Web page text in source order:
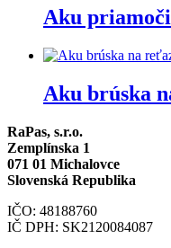
Aku
Aku brúska
RaPas, s.r.o.
Zemplínska 1
071 01 Michalovce
Slovenská Republika
IČO: 48188760
IČ DPH: SK2120084087